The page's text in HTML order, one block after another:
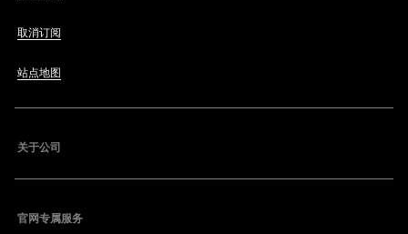
取消订阅
站点地图
关于公司
官网专属服务